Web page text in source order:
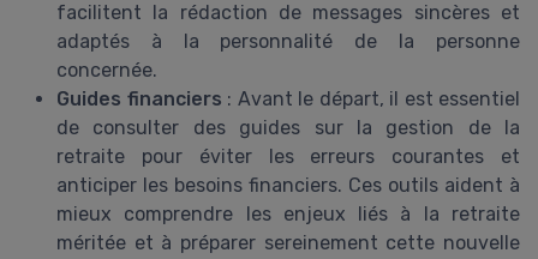
facilitent la rédaction de messages sincères et
adaptés à la personnalité de la personne
concernée.
Guides financiers : Avant le départ, il est essentiel
de consulter des guides sur la gestion de la
retraite pour éviter les erreurs courantes et
anticiper les besoins financiers. Ces outils aident à
mieux comprendre les enjeux liés à la retraite
méritée et à préparer sereinement cette nouvelle